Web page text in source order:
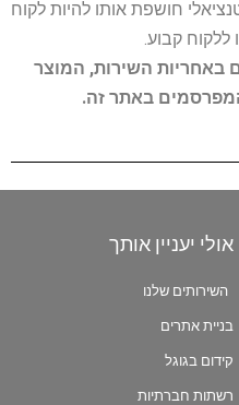
חושפת אותו להיות לקוח
ללקוח קבוע.
באחריות השירות, המוצר
המפרסמים באתר זה.
אולי יעניין אותך
השירותים שלנו
בניית אתרים
קידום בגוגל
רשתות חברתיות